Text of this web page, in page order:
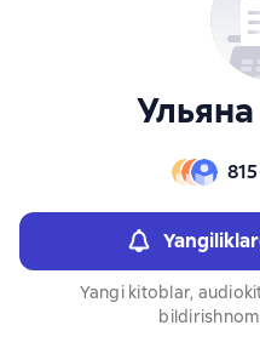
815
Yangi kitoblar,